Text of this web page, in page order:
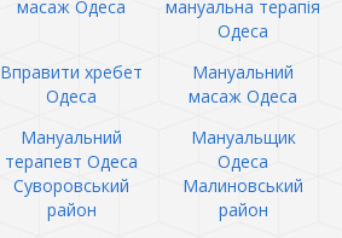
масаж Одеса
мануальна терапія
Одеса
Вправити хребет
Одеса
Мануальний
масаж Одеса
Мануальний
терапевт Одеса
Суворовський
район
Мануальщик
Одеса
Малиновський
район